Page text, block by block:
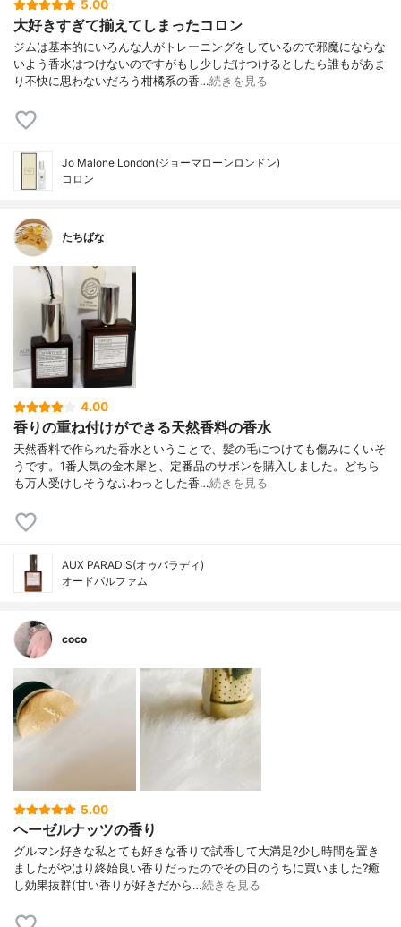
5.00
大好きすぎて揃えてしまったコロン
ジムは基本的にいろんな人がトレーニングをしているので邪魔にならな
いよう香水はつけないのですがもし少しだけつけるとしたら誰もがあま
り不快に思わないだろう柑橘系の香…続きを見る
Jo Malone London(ジョーマローンロンドン)
コロン
たちばな
4.00
香りの重ね付けができる天然香料の香水
天然香料で作られた香水ということで、髪の毛につけても傷みにくいそ
うです。1番人気の金木犀と、定番品のサボンを購入しました。どちら
も万人受けしそうなふわっとした香…続きを見る
AUX PARADIS(オゥパラディ)
オードパルファム
coco
5.00
ヘーゼルナッツの香り
グルマン好きな私とても好きな香りで試香して大満足?少し時間を置き
ましたがやはり終始良い香りだったのでその日のうちに買いました?癒
し効果抜群(甘い香りが好きだから…続きを見る